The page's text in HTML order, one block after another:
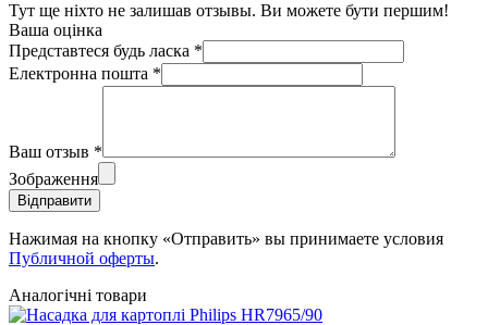
Тут ще ніхто не залишав отзывы. Ви можете бути першим!
Ваша оцінка
Представтеся будь ласка *
Електронна пошта *
Ваш отзыв *
Зображення
Відправити
Нажимая на кнопку «Отправить» вы принимаете условия
Публичной оферты.
Аналогічні товари